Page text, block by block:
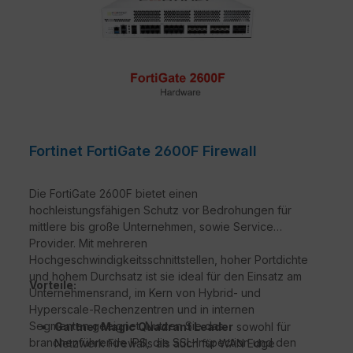
Fortinet FortiGate 2600F Firewall
Die FortiGate 2600F bietet einen
hochleistungsfähigen Schutz vor Bedrohungen für
mittlere bis große Unternehmen, sowie Service
Provider. Mit mehreren
Hochgeschwindigkeitsschnittstellen, hoher Portdichte
und hohem Durchsatz ist sie ideal für den Einsatz am
Unternehmensrand, im Kern von Hybrid- und
Hyperscale-Rechenzentren und in internen
Segmenten geeignet. Nutzen Sie das
branchenführende IPS, die SSL-Inspection und den
Vorteile:
Gartner Magic Quadrant Leader sowohl für
Netzwerk Firewalls als auch für WAN Edge